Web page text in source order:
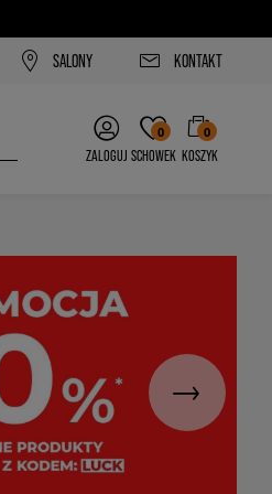
SALONY KONTAKT
ZALOGUJ
0
SCHOWEK
0
KOSZYK